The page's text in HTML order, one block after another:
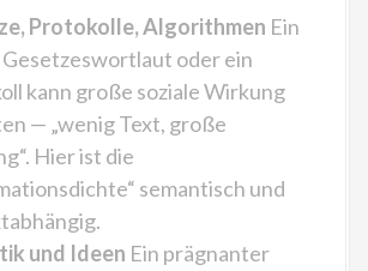
Protokolle, Algorithmen Ein
oder ein
kann große soziale Wirkung
— „wenig Text, große
Hier ist die
semantisch und
und Ideen Ein prägnanter